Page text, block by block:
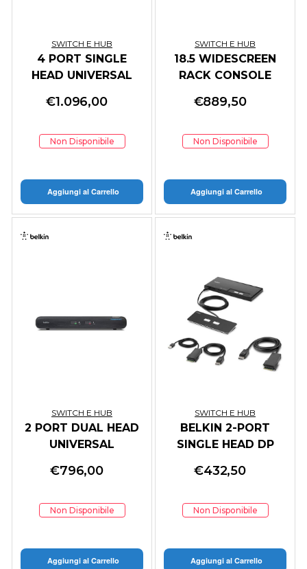
SWITCH E HUB
4 PORT SINGLE
HEAD UNIVERSAL
€1.096,00
Non Disponibile
Aggiungi al Carrello
SWITCH E HUB
18.5 WIDESCREEN
RACK CONSOLE
€889,50
Non Disponibile
Aggiungi al Carrello
SWITCH E HUB
2 PORT DUAL HEAD
UNIVERSAL
€796,00
Non Disponibile
Aggiungi al Carrello
SWITCH E HUB
BELKIN 2-PORT
SINGLE HEAD DP
KVM SW
€432,50
Non Disponibile
Aggiungi al Carrello